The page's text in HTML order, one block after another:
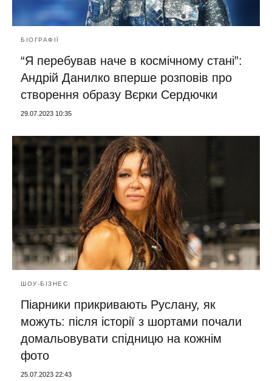
БІОГРАФІЇ
“Я перебував наче в космічному стані”:
Андрій Данилко вперше розповів про
створення образу Вєрки Сердючки
29.07.2023 10:35
ШОУ-БІЗНЕС
Піарники прикривають Руслану, як
можуть: після історії з шортами почали
домальовувати спідницю на кожнім
фото
25.07.2023 22:43